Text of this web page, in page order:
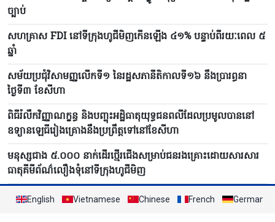
ច្បាប់
សហគ្រាស FDI នៅទីក្រុងហូជីមិញកើនឡើង ៤១% បន្ទាប់ពីរយៈពេល ៥
ឆ្នាំ
សម័យប្រជុំវិសាមញ្ញលើកទី១ នៃរដ្ឋសភានីតិកាលទី១៦ នឹងប្រារព្ធនា
ថ្ងៃទី៣ ខែសីហា
ពិធីរំលឹកវិញ្ញាណក្ខន្ធ និងបញ្ចុះអដ្ឋិធាតុយុទ្ធជនពលីដែលប្រមូលបាននៅ
ឧទ្យានឡេធីរៀងគ្រោងនឹងប្រព្រឹត្តទៅនៅខែសីហា
មនុស្សជាង ៥.០០០ នាក់ដើរថ្មើរជើងសម្រាប់ជនរងគ្រោះដោយសារសារ
ធាតុគីមីព័ណ៌លឿងទុំនៅទីក្រុងហូជីមិញ
English Vietnamese Chinese French German